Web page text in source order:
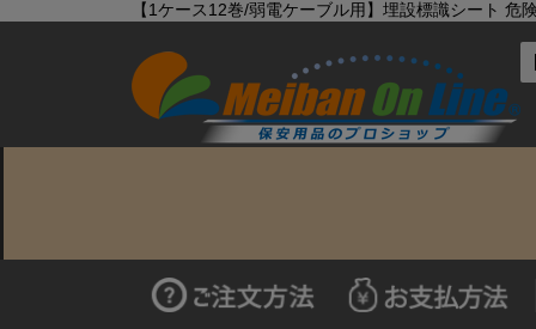
【1ケース12巻/弱電ケーブル用】埋設標識シート